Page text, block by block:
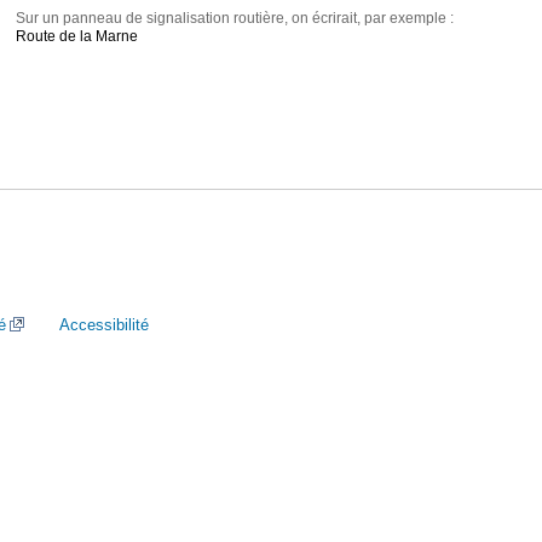
Sur un panneau de signalisation routière, on écrirait, par exemple :
Route de la Marne
Accessibilité